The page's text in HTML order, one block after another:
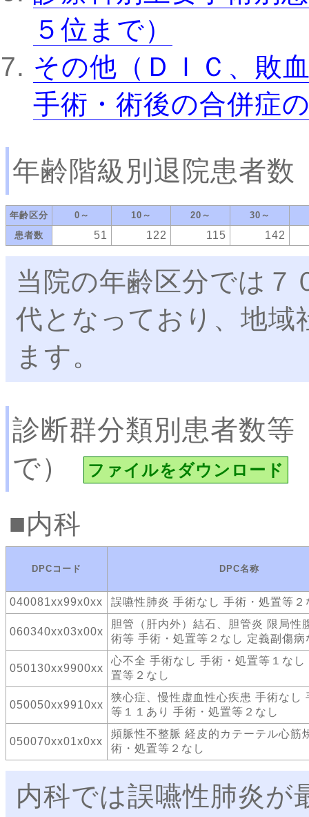
５位まで）
その他（ＤＩＣ、敗
手術・術後の合併症
年齢階級別退院患者数
年齢区分 0～ 10～ 20～ 30～
患者数
51 122 115 142
当院の年齢区分では７
代となっており、地域
ます。
診断群分類別患者数等
で）
ファイルをダウンロード
内科
DPCコード DPC名称
040081xx99x0xx 誤嚥性肺炎 手術なし 手術・処置等２
060340xx03x00x
胆管（肝内外）結石、胆管炎 限局性
術等 手術・処置等２なし 定義副傷病
050130xx9900xx
心不全 手術なし 手術・処置等１なし
置等２なし
050050xx9910xx
狭心症、慢性虚血性心疾患 手術なし
等１１あり 手術・処置等２なし
050070xx01x0xx
頻脈性不整脈 経皮的カテーテル心筋
術・処置等２なし
内科では誤嚥性肺炎が